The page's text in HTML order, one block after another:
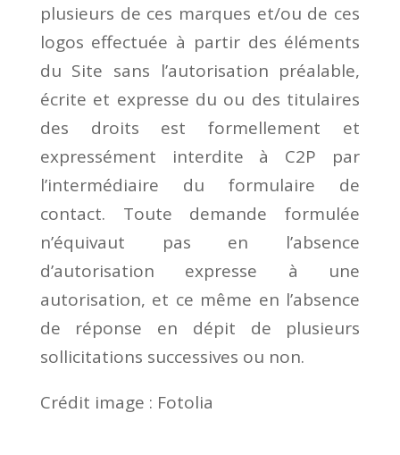
plusieurs de ces marques et/ou de ces
logos effectuée à partir des éléments
du Site sans l’autorisation préalable,
écrite et expresse du ou des titulaires
des droits est formellement et
expressément interdite à C2P par
l’intermédiaire du formulaire de
contact. Toute demande formulée
n’équivaut pas en l’absence
d’autorisation expresse à une
autorisation, et ce même en l’absence
de réponse en dépit de plusieurs
sollicitations successives ou non.
Crédit image : Fotolia